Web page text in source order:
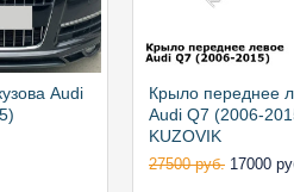
Audi
Крыло переднее
Audi Q7 (2006-
KUZOVIK
27500 руб. 17000